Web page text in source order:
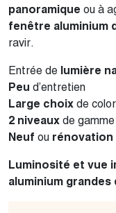
panoramique ou à
fenêtre aluminium
ravir.
Entrée de lumière
Peu d’entretien
Large choix de
2 niveaux de gamme
Neuf ou rénovation
Luminosité et vue
aluminium grandes